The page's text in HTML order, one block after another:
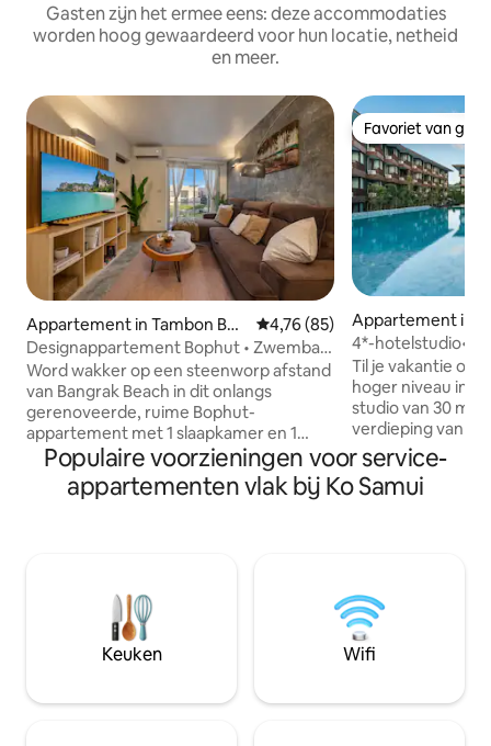
Gasten zijn het ermee eens: deze accommodaties
worden hoog gewaardeerd voor hun locatie, netheid
en meer.
Appartement in Tambon Bo
Put
Gemiddelde beoordeling van
4,76 (85)
Designappartement Bophut • Zwembad
• Gym • Strand <1 km
Word wakker op een steenworp afstand
van Bangrak Beach in dit onlangs
gerenoveerde, ruime Bophut-
appartement met 1 slaapkamer en 1
badkamer (twee keer zo groot als de
Replay-studio's) met een complete
keuken en een gedeeld zwembad en
rustige retraite op de 3e verdieping.
Perfect voor koppels, gezinnen of
digitale nomaden die op zoek zijn naar
een verblijf aan het strand met modern
buurt, Grote Boeddha-tempel op 2 km
Favoriet van
Favoriet van
Appartement in
4*-
wifi
Til je vakantie op
hoger niveau in
studio van 30 m²
verdieping van
sterrenhotel
wakker met
jungle en geniet
wasmachine en
Je kunt
fitnesscentrum,
coworkingruimte.
zoek zijn naar
Populaire voorzieningen voor service-
appartementen vlak bij Ko Samui
Keuken Wifi